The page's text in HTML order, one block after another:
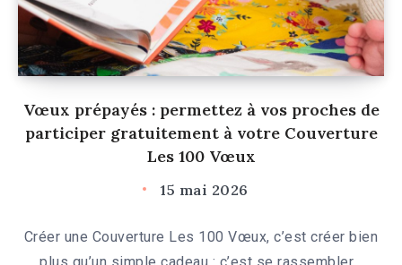
Vœux prépayés : permettez à vos proches de
participer gratuitement à votre Couverture
Les 100 Vœux
15 mai 2026
Créer une Couverture Les 100 Vœux, c’est créer bien